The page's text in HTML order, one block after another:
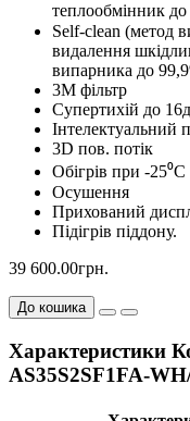
теплообмінник
Self-clean (метод
видалення
випарника до
3М фільтр
Супертихій до
Інтелектуальний
3D пов. потік
Обігрів при -25⁰С
Осушення
Прихований
Підігрів піддону.
39 600.00грн.
До кошика
Характеристики
AS35S2SF1FA-